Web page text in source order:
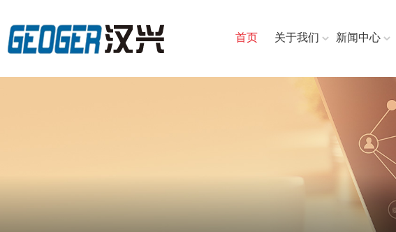
首页 关于我们 新闻中心